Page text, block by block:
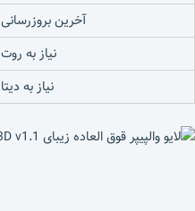
آخرین بروزرسانی
نیاز به روت
نیاز به دیتا